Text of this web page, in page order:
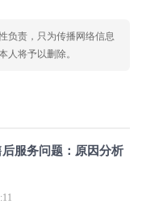
负责，只为传播网络信息
人将予以删除。
服务问题：原因分析